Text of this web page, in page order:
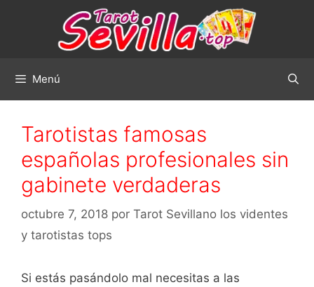
Menú
Tarotistas famosas
españolas profesionales sin
gabinete verdaderas
octubre 7, 2018 por Tarot Sevillano los videntes
y tarotistas tops
Si estás pasándolo mal necesitas a las